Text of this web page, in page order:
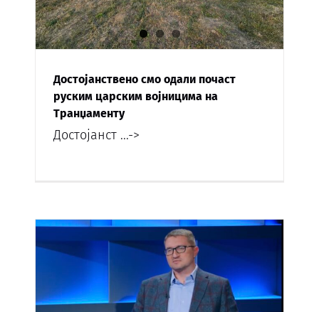
Достојанствено смо одали почаст
руским царским војницима на
Транџаменту
Достојанст ...->